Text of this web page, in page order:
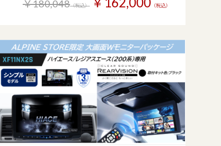
￥180,048（税込） （税込）